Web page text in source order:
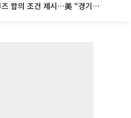
이란, 미국에 호르무즈 합의 조건 제시…美 “경기 아직 안 끝나” [종합]